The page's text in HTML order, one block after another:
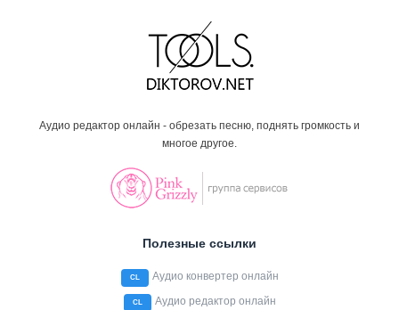
Аудио редактор онлайн - обрезать песню, поднять громкость и
многое другое.
Полезные ссылки
CL Аудио конвертер онлайн
CL Аудио редактор онлайн